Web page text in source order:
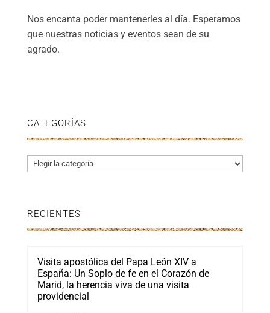
Nos encanta poder mantenerles al día. Esperamos
que nuestras noticias y eventos sean de su
agrado.
CATEGORÍAS
Categorías
RECIENTES
Visita apostólica del Papa León XIV a
España: Un Soplo de fe en el Corazón de
Marid, la herencia viva de una visita
providencial